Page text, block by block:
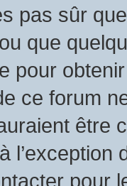
pas sûr
que
pour
ce forum
être
l’exception
pour